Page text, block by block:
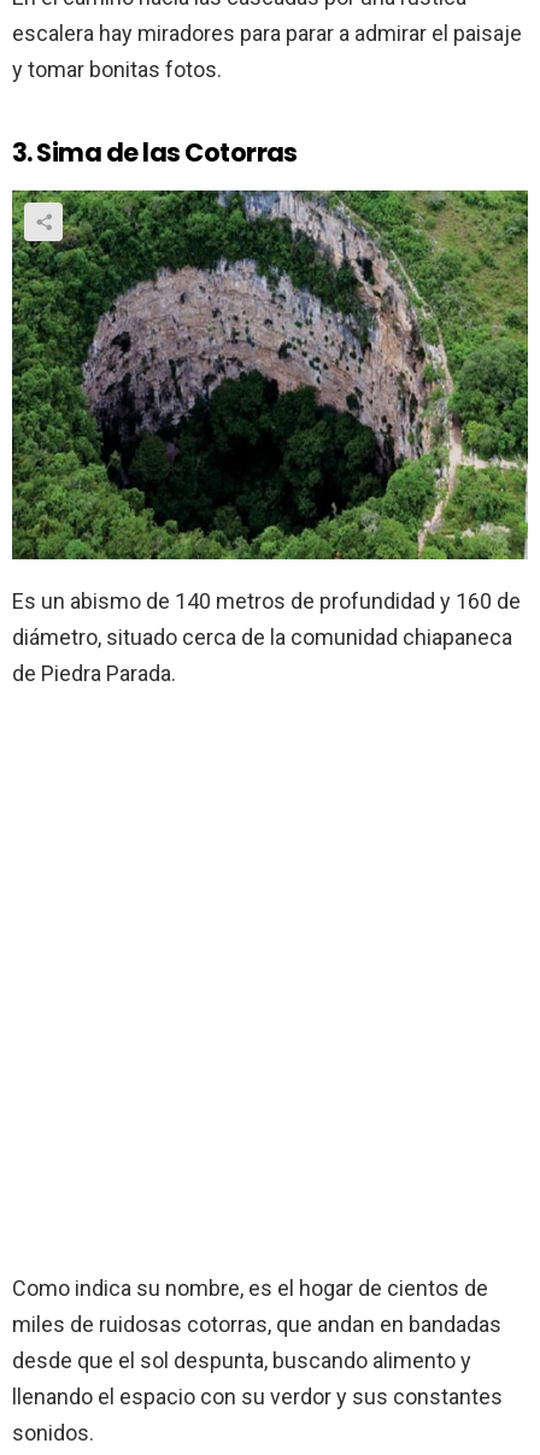
escalera hay miradores para parar a admirar el paisaje
y tomar bonitas fotos.
3. Sima de las Cotorras
Es un abismo de 140 metros de profundidad y 160 de
diámetro, situado cerca de la comunidad chiapaneca
de Piedra Parada.
Como indica su nombre, es el hogar de cientos de
miles de ruidosas cotorras, que andan en bandadas
desde que el sol despunta, buscando alimento y
llenando el espacio con su verdor y sus constantes
sonidos.